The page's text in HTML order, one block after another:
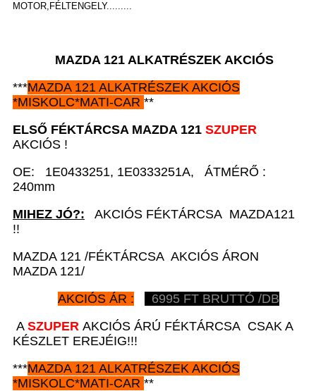
MOTOR,FÉLTENGELY.........
MAZDA 121 ALKATRÉSZEK AKCIÓS
***MAZDA 121 ALKATRÉSZEK AKCIÓS
*MISKOLC*MATI-CAR **
ELSŐ FÉKTÁRCSA MAZDA 121 SZUPER
AKCIÓS !
OE: 1E0433251, 1E0333251A, ÁTMÉRŐ :
240mm
MIHEZ JÓ?: AKCIÓS FÉKTÁRCSA MAZDA121
!!
MAZDA 121 /FÉKTÁRCSA AKCIÓS ÁRON
MAZDA 121/
AKCIÓS ÁR :
6995 FT BRUTTÓ /DB
A SZUPER AKCIÓS ÁRÚ FÉKTÁRCSA CSAK A
KÉSZLET EREJÉIG!!!
***MAZDA 121 ALKATRÉSZEK AKCIÓS
*MISKOLC*MATI-CAR **